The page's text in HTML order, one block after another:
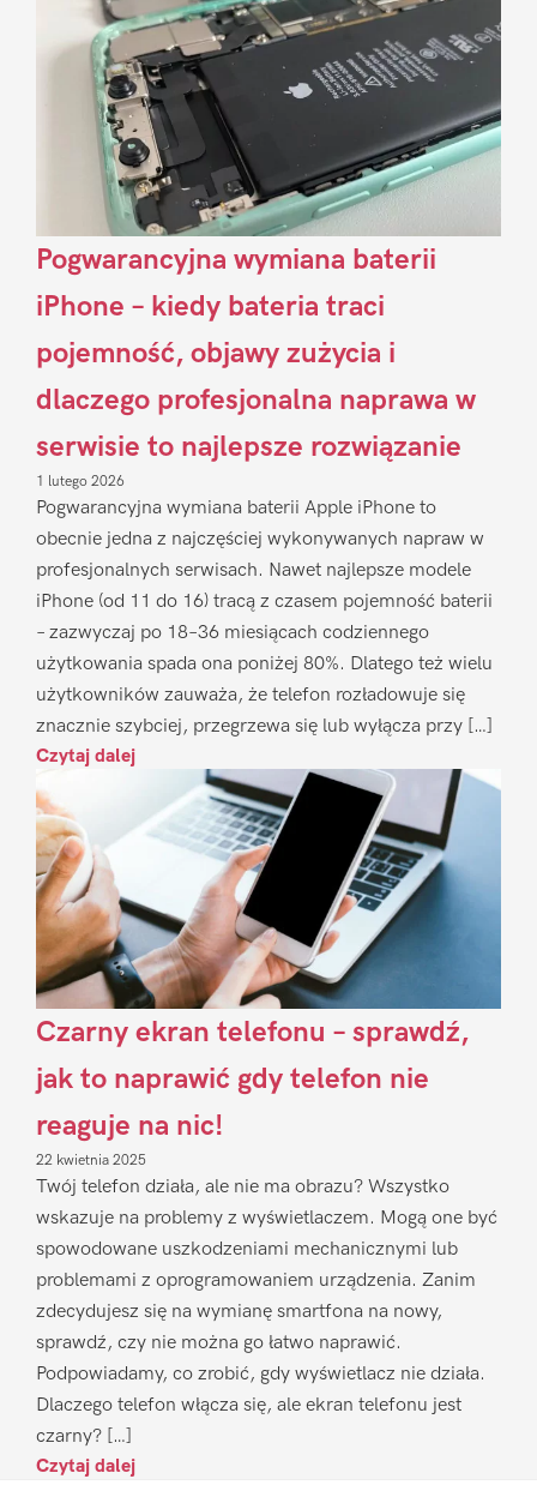
Pogwarancyjna wymiana baterii
iPhone – kiedy bateria traci
pojemność, objawy zużycia i
dlaczego profesjonalna naprawa w
serwisie to najlepsze rozwiązanie
1 lutego 2026
Pogwarancyjna wymiana baterii Apple iPhone to
obecnie jedna z najczęściej wykonywanych napraw w
profesjonalnych serwisach. Nawet najlepsze modele
iPhone (od 11 do 16) tracą z czasem pojemność baterii
– zazwyczaj po 18–36 miesiącach codziennego
użytkowania spada ona poniżej 80%. Dlatego też wielu
użytkowników zauważa, że telefon rozładowuje się
znacznie szybciej, przegrzewa się lub wyłącza przy […]
Czytaj dalej
Czarny ekran telefonu – sprawdź,
jak to naprawić gdy telefon nie
reaguje na nic!
22 kwietnia 2025
Twój telefon działa, ale nie ma obrazu? Wszystko
wskazuje na problemy z wyświetlaczem. Mogą one być
spowodowane uszkodzeniami mechanicznymi lub
problemami z oprogramowaniem urządzenia. Zanim
zdecydujesz się na wymianę smartfona na nowy,
sprawdź, czy nie można go łatwo naprawić.
Podpowiadamy, co zrobić, gdy wyświetlacz nie działa.
Dlaczego telefon włącza się, ale ekran telefonu jest
czarny? […]
Czytaj dalej